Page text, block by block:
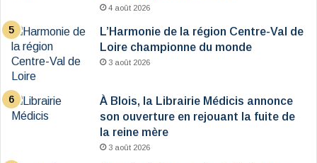
4 août 2026
L’Harmonie de la région Centre-Val de
Loire championne du monde
3 août 2026
À Blois, la Librairie Médicis annonce
son ouverture en rejouant la fuite de
la reine mère
3 août 2026